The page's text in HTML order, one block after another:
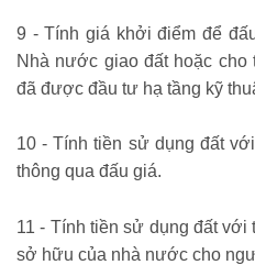
9 - Tính giá khởi điểm để
Nhà nước giao đất hoặc
đã được đầu tư hạ tầng kỹ
10 - Tính tiền sử dụng đất
thông qua đấu giá.
11 - Tính tiền sử dụng đất
sở hữu của nhà nước cho